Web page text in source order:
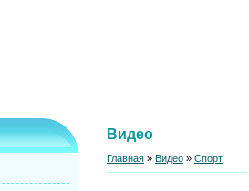
Видео
Главная » Видео » Спорт